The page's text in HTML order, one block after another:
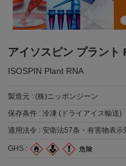
アイソスピン プラント
ISOSPIN Plant RNA
製造元 :(株)ニッポンジーン
保存条件 :冷凍 (ドライアイス輸送)
適用法令 :安衛法57条・有害物表
GHS :